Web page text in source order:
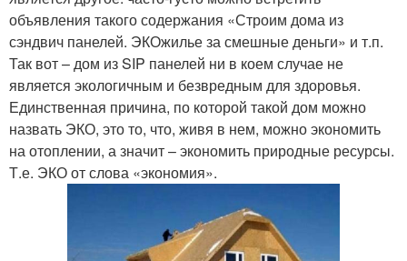
объявления такого содержания «Строим дома из
сэндвич панелей. ЭКОжилье за смешные деньги» и т.п.
Так вот – дом из SIP панелей ни в коем случае не
является экологичным и безвредным для здоровья.
Единственная причина, по которой такой дом можно
назвать ЭКО, это то, что, живя в нем, можно экономить
на отоплении, а значит – экономить природные ресурсы.
Т.е. ЭКО от слова «экономия».